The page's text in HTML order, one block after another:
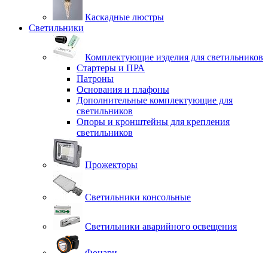
Каскадные люстры
Светильники
Комплектующие изделия для светильников
Стартеры и ПРА
Патроны
Основания и плафоны
Дополнительные комплектующие для
светильников
Опоры и кронштейны для крепления
светильников
Прожекторы
Светильники консольные
Светильники аварийного освещения